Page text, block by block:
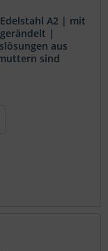
A2 | mit
|
aus
sind
durch ihre hohe
offenen